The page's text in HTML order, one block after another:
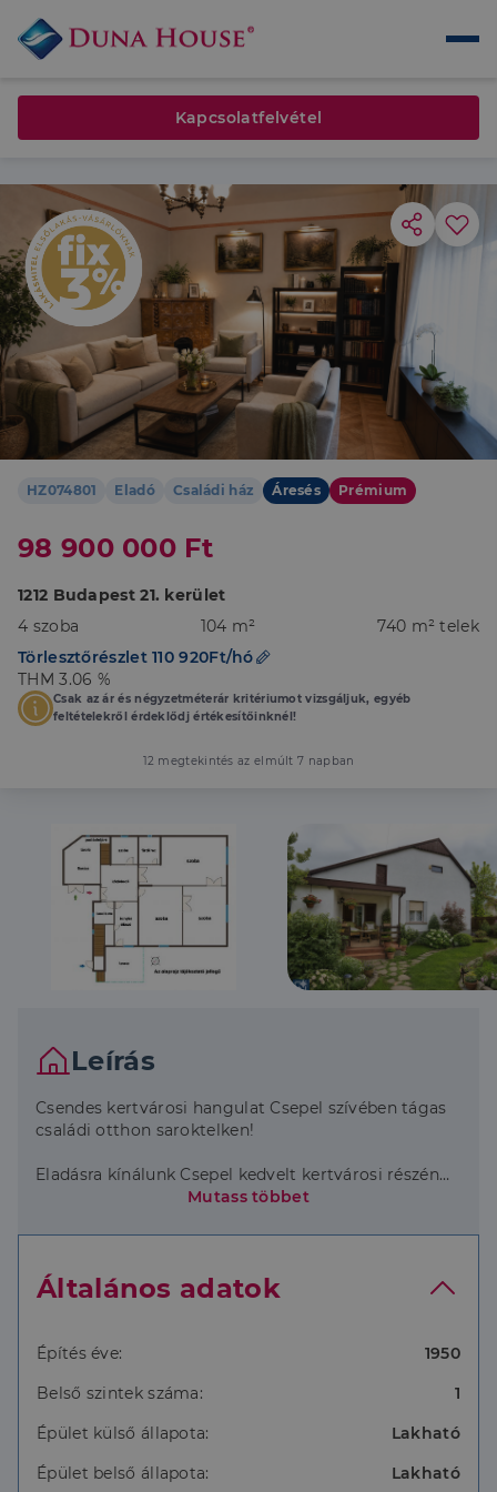
HZ074801 Eladó Családi ház Áresés Prémium
98 900 000 Ft
1212 Budapest 21. kerület
4 szoba
104 m²
740 m² telek
Törlesztőrészlet 110 920Ft/hó
THM 3.06 %
Csak az ár és négyzetméterár kritériumot vizsgáljuk, egyéb
feltételekről érdeklődj értékesítőinknél!
12 megtekintés az elmúlt 7 napban
Leírás
Csendes kertvárosi hangulat Csepel szívében tágas
családi otthon saroktelken!
Eladásra kínálunk Csepel kedvelt kertvárosi részén
egy egyedi hangulatú, jól elrendezett, 1950-ben
napfényes saroktelken helyezkedik el.
Az ingatlan dupla komfortos, négy szobás, és
fényviszonyai és tágas terei igazi meghitt,
tetőtér beépíthetősége pedig remek lehetőséget
kínál azoknak, akik szeretnék saját elképzeléseik
szerint bővíteni vagy átalakítani otthonukat. Az
Mutass többet
Általános adatok
Építés éve:
1950
Belső szintek száma:
1
Épület külső állapota:
Lakható
Épület belső állapota:
Lakható
Kapcsolatfelvétel